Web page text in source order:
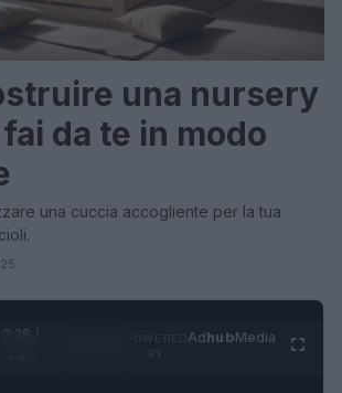
una nursery
da te in modo
una cuccia accogliente per la tua
0:29 /
AdhubMedia